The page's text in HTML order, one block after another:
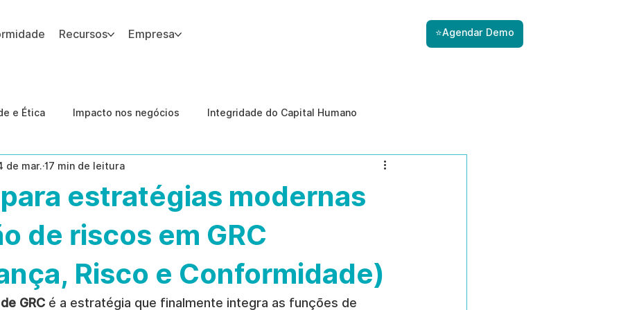
Recursos Empresa ⭐Agendar Demo
e Ética Impacto nos negócios Integridade do Capital Humano
Estudos de caso Gestão de Riscos com IA
Internas Ética da IA revenção de ameaças internas
estratégias modernas
de riscos em GRC
Risco e Conformidade)
de mar. 17 min de leitura
GRC é a estratégia que finalmente integra as funções de